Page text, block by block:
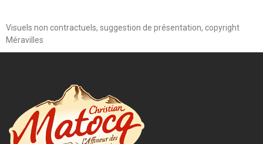
Visuels non contractuels, suggestion de présentation, copyright
Méravilles